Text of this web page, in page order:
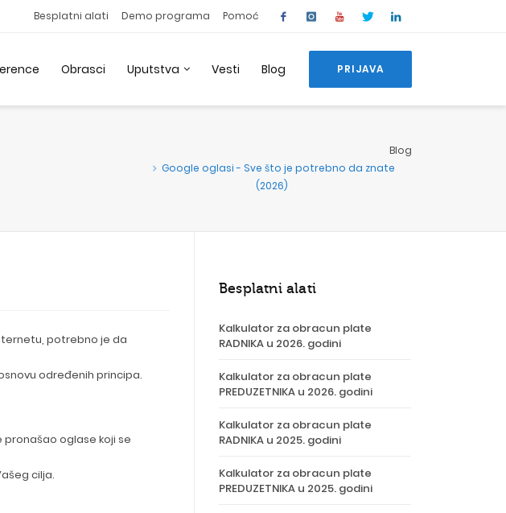
Besplatni alati Demo programa Pomoć
Obrasci Uputstva Vesti Blog PRIJAVA
Blog
Google oglasi - Sve što je potrebno da znate
(2026)
potrebno je da
određenih principa.
pronašao oglase koji se
cilja.
Besplatni alati
Kalkulator za obracun plate
RADNIKA u 2026. godini
Kalkulator za obracun plate
PREDUZETNIKA u 2026. godini
Kalkulator za obracun plate
RADNIKA u 2025. godini
Kalkulator za obracun plate
PREDUZETNIKA u 2025. godini